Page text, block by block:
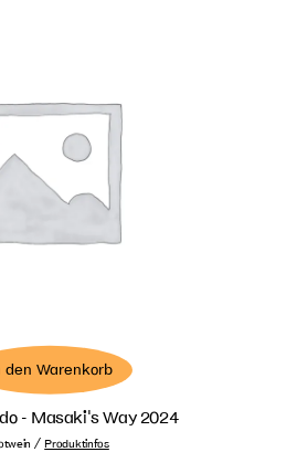
den Warenkorb
- Masaki's Way 2024
/ Produktinfos